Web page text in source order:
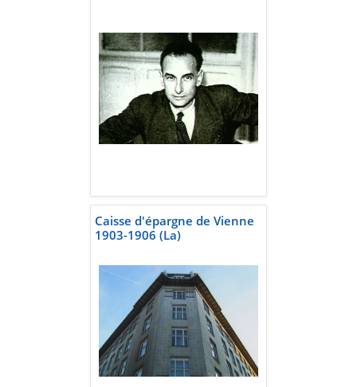
Caisse d'épargne de Vienne
1903-1906 (La)